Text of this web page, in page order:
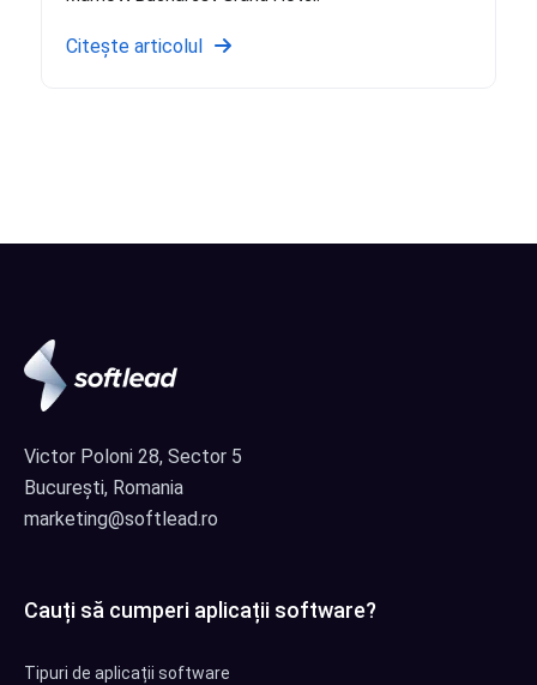
Citește articolul
Victor Poloni 28, Sector 5
București, Romania
marketing@softlead.ro
Cauți să cumperi aplicații software?
Tipuri de aplicații software